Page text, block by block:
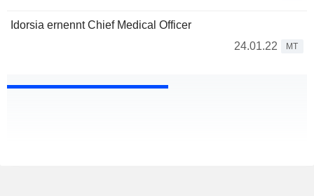
Idorsia ernennt Chief Medical Officer
24.01.22
MT